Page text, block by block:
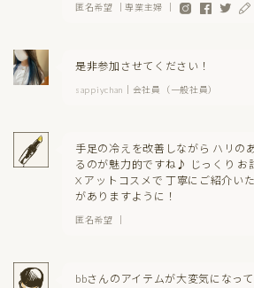
匿名希望 ｜専業主婦 ｜
是非参加させてください！
sappiychan｜会社員（一般社員）
手足の冷えを改善しながら ハリの
るのが魅力的ですね♪ じっくり お
X アットコスメで 丁寧にご紹介い
がありますように！
匿名希望 ｜
bbさんのアイテムが大変気になっ